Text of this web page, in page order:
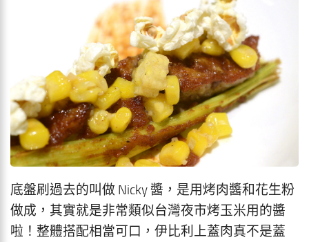
底盤刷過去的叫做 Nicky 醬，是用烤肉醬和花生粉
做成，其實就是非常類似台灣夜市烤玉米用的醬
啦！整體搭配相當可口，伊比利上蓋肉真不是蓋